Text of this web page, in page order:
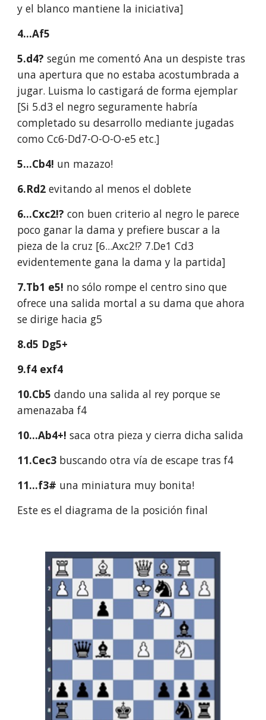
y el blanco mantiene la iniciativa]
4...Af5
5.d4?según me comentó Ana un despiste tras
una apertura que no estaba acostumbrada a
jugar. Luisma lo castigará de forma ejemplar
[Si 5.d3 el negro seguramente habría
completado su desarrollo mediante jugadas
como Cc6-Dd7-O-O-O-e5 etc.]
5...Cb4! un mazazo!
6.Rd2evitando al menos el doblete
6...Cxc2!?con buen criterio al negro le parece
poco ganar la dama y prefiere buscar a la
pieza de la cruz [6...Axc2!? 7.De1 Cd3
evidentemente gana la dama y la partida]
7.Tb1 e5! no sólo rompe el centro sino que
ofrece una salida mortal a su dama que ahora
se dirige hacia g5
8.d5 Dg5+
9.f4 exf4
10.Cb5dando una salida al rey porque se
amenazaba f4
10...Ab4+!saca otra pieza y cierra dicha salida
11.Cec3 buscando otra vía de escape tras f4
11...f3# una miniatura muy bonita!
Este es el diagrama de la posición final